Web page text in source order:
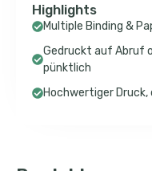
Highlights
Multiple Binding &
Gedruckt auf Abruf
pünktlich
Hochwertiger Druck,